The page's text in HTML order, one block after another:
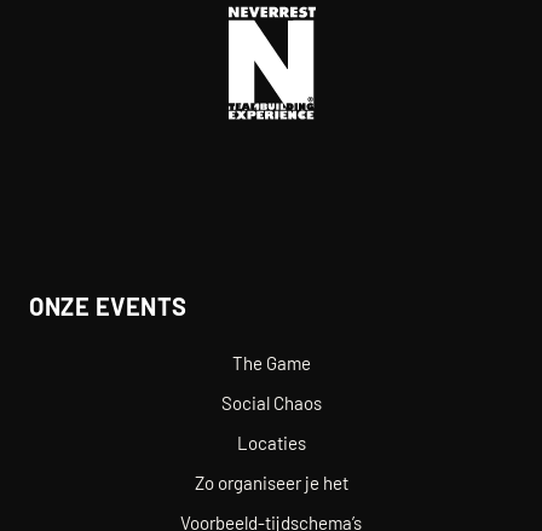
ONZE EVENTS
The Game
Social Chaos
Locaties
Zo organiseer je het
Voorbeeld-tijdschema’s